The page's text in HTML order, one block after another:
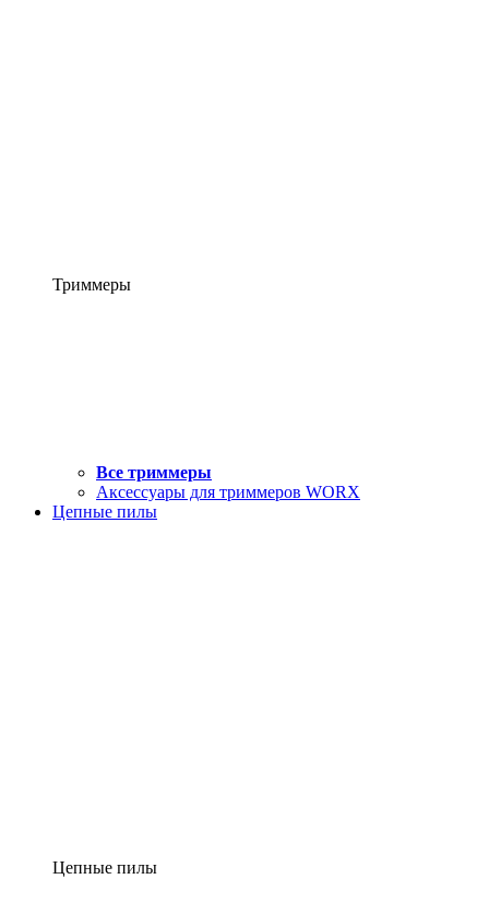
Триммеры
Все триммеры
Аксессуары для триммеров WORX
Цепные пилы
Цепные пилы